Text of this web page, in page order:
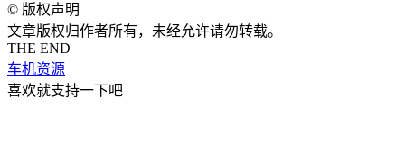
© 版权声明
文章版权归作者所有，未经允许请勿转载。
THE END
车机资源
喜欢就支持一下吧